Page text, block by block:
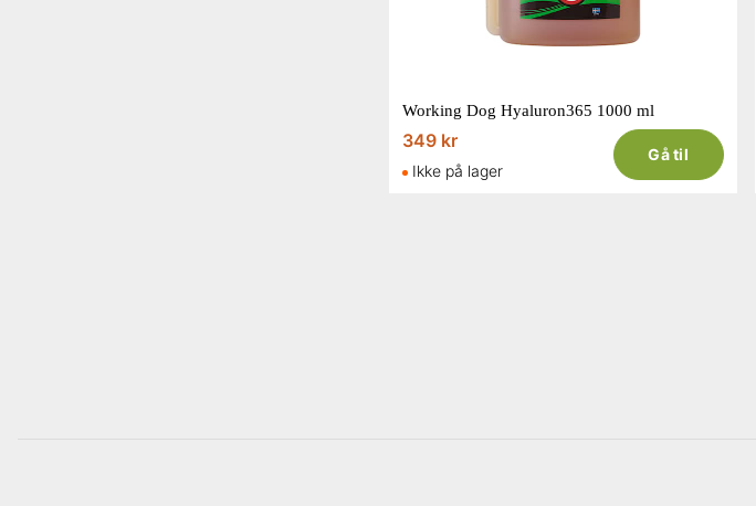
Working Dog Hyaluron365 1000 ml
349 kr
Ikke på lager
Gå til